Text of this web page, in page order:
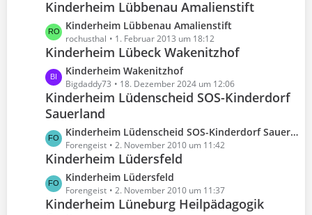
g
e
i
t
r
ä
g
e
t
z
t
e
e
i
t
r
ä
g
e
Kinderheim Lübbenau Amalienstift
L
e
t
z
t
e
B
e
i
r
ä
g
e
Kinderheim Lübbenau Amalienstift
rochusthal 1. Februar 2013 um 18:12
Kinderheim Lübeck Wakenitzhof
L
e
t
z
e
B
e
i
r
Kinderheim Wakenitzhof
Bigdaddy73 18. Dezember 2024 um 12:06
Kinderheim Lüdenscheid SOS-Kinderdorf
Sauerland
L
e
t
z
t
e
Kinderheim Lüdenscheid SOS-Kinderdorf Sauerland
Forengeist 2. November 2010 um 11:42
Kinderheim Lüdersfeld
L
e
t
Kinderheim Lüdersfeld
Forengeist 2. November 2010 um 11:37
Kinderheim Lüneburg Heilpädagogik